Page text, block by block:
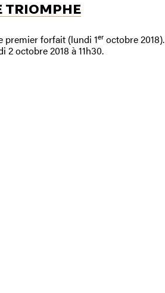
TRIOMPHE
premier forfait (lundi 1eroctobre 2018).
octobre 2018 à 11h30.